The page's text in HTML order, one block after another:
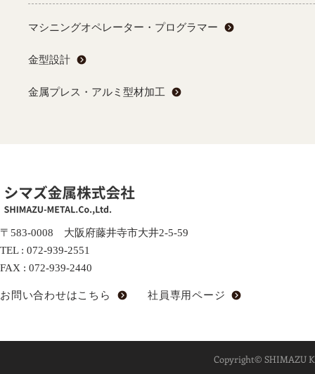
マシニングオペレーター・プログラマー
金型設計
金属プレス・アルミ型材加工
〒583-0008 大阪府藤井寺市大井2-5-59
TEL : 072-939-2551
FAX : 072-939-2440
お問い合わせはこちら 社員専用ページ
Copyright© SHIMAZU